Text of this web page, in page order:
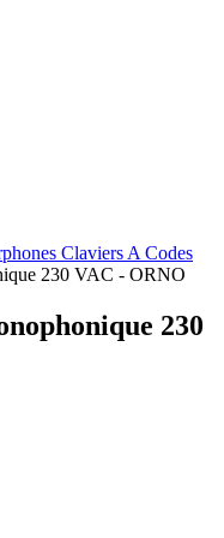
Claviers A Codes
230 VAC - ORNO
230